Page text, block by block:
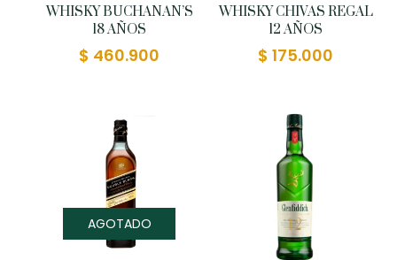
WHISKY BUCHANAN’S
18 AÑOS
$ 460.900
WHISKY CHIVAS REGAL
12 AÑOS
$ 175.000
AGOTADO